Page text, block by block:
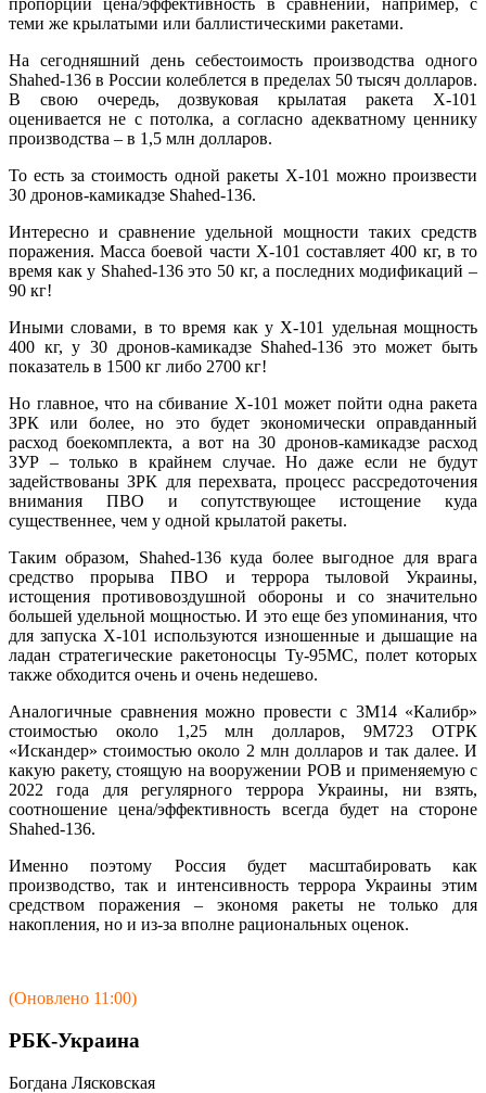
пропорции цена/эффективность в сравнении, например, с
теми же крылатыми или баллистическими ракетами.
На сегодняшний день себестоимость производства одного
Shahed-136 в России колеблется в пределах 50 тысяч долларов.
В свою очередь, дозвуковая крылатая ракета Х-101
оценивается не с потолка, а согласно адекватному ценнику
производства – в 1,5 млн долларов.
То есть за стоимость одной ракеты Х-101 можно произвести
30 дронов-камикадзе Shahed-136.
Интересно и сравнение удельной мощности таких средств
поражения. Масса боевой части Х-101 составляет 400 кг, в то
время как у Shahed-136 это 50 кг, а последних модификаций –
90 кг!
Иными словами, в то время как у Х-101 удельная мощность
400 кг, у 30 дронов-камикадзе Shahed-136 это может быть
показатель в 1500 кг либо 2700 кг!
Но главное, что на сбивание Х-101 может пойти одна ракета
ЗРК или более, но это будет экономически оправданный
расход боекомплекта, а вот на 30 дронов-камикадзе расход
ЗУР – только в крайнем случае. Но даже если не будут
задействованы ЗРК для перехвата, процесс рассредоточения
внимания ПВО и сопутствующее истощение куда
существеннее, чем у одной крылатой ракеты.
Таким образом, Shahed-136 куда более выгодное для врага
средство прорыва ПВО и террора тыловой Украины,
истощения противовоздушной обороны и со значительно
большей удельной мощностью. И это еще без упоминания, что
для запуска Х-101 используются изношенные и дышащие на
ладан стратегические ракетоносцы Ту-95МС, полет которых
также обходится очень и очень недешево.
Аналогичные сравнения можно провести с 3М14 «Калибр»
стоимостью около 1,25 млн долларов, 9М723 ОТРК
«Искандер» стоимостью около 2 млн долларов и так далее. И
какую ракету, стоящую на вооружении РОВ и применяемую с
2022 года для регулярного террора Украины, ни взять,
соотношение цена/эффективность всегда будет на стороне
Shahed-136.
Именно поэтому Россия будет масштабировать как
производство, так и интенсивность террора Украины этим
средством поражения – экономя ракеты не только для
накопления, но и из-за вполне рациональных оценок.
(Оновлено 11:00)
РБК-Украина
Богдана Лясковская